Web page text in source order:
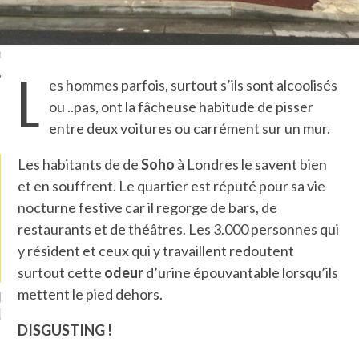
LA PHOTO
ATTACHÉS À LA
DE L’AMBASSADE
À PARIS. POURQUOI
UN GRONDIN FOURRÉ AUX
L es hommes parfois, surtout s’ils sont alcoolisés
ou ..pas, ont la fâcheuse habitude de pisser
entre deux voitures ou carrément sur un mur.
Les habitants de deSoho à Londres le savent bien
et en souffrent. Le quartier est réputé pour sa vie
nocturne festive car il regorge de bars, de
restaurants et de théâtres. Les 3.000 personnes qui
y résident et ceux qui y travaillent redoutent
surtout cette odeurd’urine épouvantable lorsqu’ils
mettent le pied dehors.
DISGUSTING !